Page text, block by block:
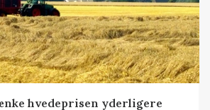
hvedeprisen yderligere